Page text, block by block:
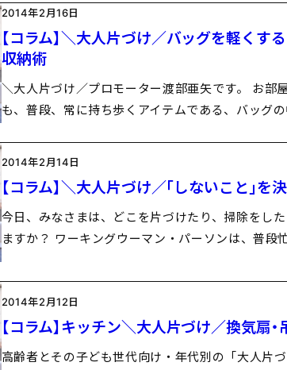
2014年2月16日
【コラム】＼大人片づけ／バッグを軽くす
収納術
＼大人片づけ／プロモーター渡部亜矢です。 お部
も、普段、常に持ち歩くアイテムである、バッグ
2014年2月14日
【コラム】＼大人片づけ／「しないこと」
今日、みなさまは、どこを片づけたり、掃除をし
ますか？ ワーキングウーマン・パーソンは、普段
2014年2月12日
【コラム】キッチン＼大人片づけ／換気扇
高齢者とその子ども世代向け・年代別の「大人片